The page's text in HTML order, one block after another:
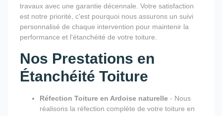
travaux avec une garantie décennale. Votre satisfaction
est notre priorité, c'est pourquoi nous assurons un suivi
personnalisé de chaque intervention pour maintenir la
performance et l'étanchéité de votre toiture.
Nos Prestations en
Étanchéité Toiture
Réfection Toiture en Ardoise naturelle - Nous
réalisons la réfection complète de votre toiture en